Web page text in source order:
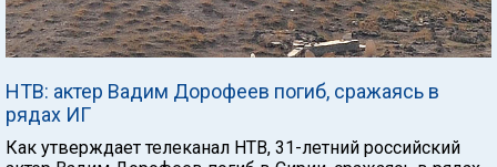
НТВ: актер Вадим Дорофеев погиб, сражаясь в
рядах ИГ
Как утверждает телеканал НТВ, 31-летний российский